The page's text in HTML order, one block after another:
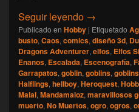
Seguir leyendo [Escalada]
→
Publicado en Hobby | Etiquetado
busto, Caos, comics, diseño 3d,
Dragons Adventurer, elfos, Elfos
Enanos, Escalada, Escenografía,
Garrapatos, goblin, goblins,
Halflings, hellboy, Heroquest,
Malal, Mandamaloz, maravillosos
muerto, No Muertos, ogro, ogros,